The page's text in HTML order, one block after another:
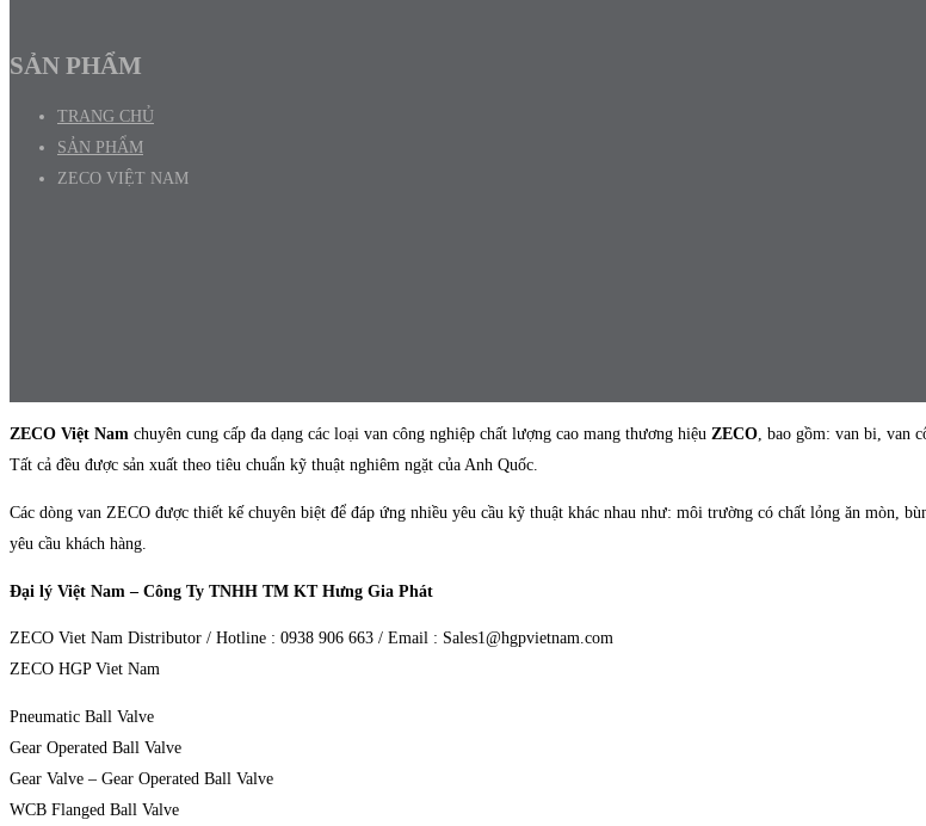
SẢN PHẨM
TRANG CHỦ
SẢN PHẨM
ZECO VIỆT NAM
ZECO Việt Nam chuyên cung cấp đa dạng các loại van công nghiệp chất lượng cao mang thương hiệu ZECO, bao gồm: van bi, van
Tất cả đều được sản xuất theo tiêu chuẩn kỹ thuật nghiêm ngặt của Anh Quốc.
Các dòng van ZECO được thiết kế chuyên biệt để đáp ứng nhiều yêu cầu kỹ thuật khác nhau như: môi trường có chất lỏng ăn mòn,
yêu cầu khách hàng.
Đại lý Việt Nam – Công Ty TNHH TM KT Hưng Gia Phát
ZECO Viet Nam Distributor / Hotline : 0938 906 663 / Email : Sales1@hgpvietnam.com
ZECO HGP Viet Nam
Pneumatic Ball Valve
Gear Operated Ball Valve
Gear Valve – Gear Operated Ball Valve
WCB Flanged Ball Valve